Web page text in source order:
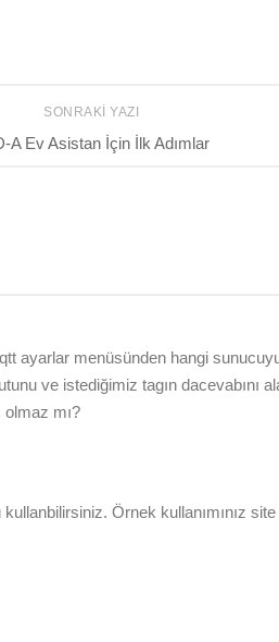
SONRAKI YAZI
A Ev Asistan İçin İlk Adımlar
ayarlar menüsünden hangi
ve istediğimiz tagın dacevabını
mı?
Örnek kullanımınız